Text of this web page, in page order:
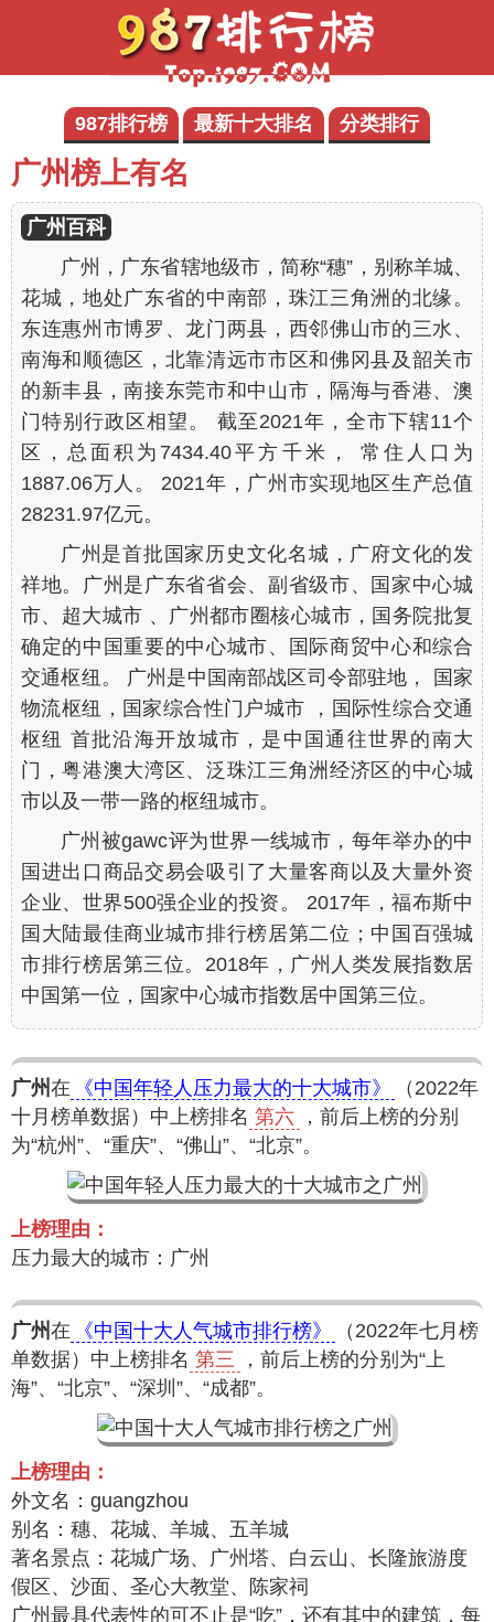
987排行榜 最新十大排名 分类排行
广州榜上有名
广州百科
广州，广东省辖地级市，简称“穗”，别称羊城、
花城，地处广东省的中南部，珠江三角洲的北缘。
东连惠州市博罗、龙门两县，西邻佛山市的三水、
南海和顺德区，北靠清远市市区和佛冈县及韶关市
的新丰县，南接东莞市和中山市，隔海与香港、澳
门特别行政区相望。 截至2021年，全市下辖11个
区，总面积为7434.40平方千米， 常住人口为
1887.06万人。 2021年，广州市实现地区生产总值
28231.97亿元。
广州是首批国家历史文化名城，广府文化的发
祥地。广州是广东省省会、副省级市、国家中心城
市、超大城市 、广州都市圈核心城市，国务院批复
确定的中国重要的中心城市、国际商贸中心和综合
交通枢纽。 广州是中国南部战区司令部驻地， 国家
物流枢纽，国家综合性门户城市 ，国际性综合交通
枢纽 首批沿海开放城市，是中国通往世界的南大
门，粤港澳大湾区、泛珠江三角洲经济区的中心城
市以及一带一路的枢纽城市。
广州被gawc评为世界一线城市，每年举办的中
国进出口商品交易会吸引了大量客商以及大量外资
企业、世界500强企业的投资。 2017年，福布斯中
国大陆最佳商业城市排行榜居第二位；中国百强城
市排行榜居第三位。2018年，广州人类发展指数居
中国第一位，国家中心城市指数居中国第三位。
广州在 《中国年轻人压力最大的十大城市》
（2022年
十月榜单数据）中上榜排名 第六
，前后上榜的分别
为“杭州”、“重庆”、“佛山”、“北京”。
上榜理由：
压力最大的城市：广州
广州在 《中国十大人气城市排行榜》
（2022年七月榜
单数据）中上榜排名 第三
，前后上榜的分别为“上
海”、“北京”、“深圳”、“成都”。
上榜理由：
外文名：guangzhou
别名：穗、花城、羊城、五羊城
著名景点：花城广场、广州塔、白云山、长隆旅游度
假区、沙面、圣心大教堂、陈家祠
广州最具代表性的可不止是“吃”，还有其中的建筑，每